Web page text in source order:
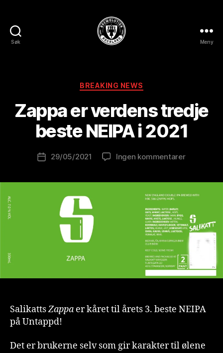
Søk Meny
Kategorier
BREAKING NEWS
Zappa er verdens tredje
beste NEIPA i 2021
Innleggsforfatter
v
r
e
w
l
Publiseringsdato
29/05/2021 Ingen kommentarertil
NEIPA
2021
SalikattsZappa er kåret til årets 3. beste NEIPA
på Untappd!
Det er brukerne selv som gir karakter til ølene